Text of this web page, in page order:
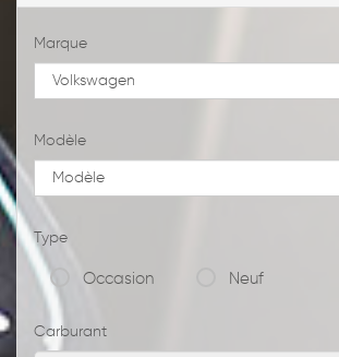
Marque
Modèle
Type
Occasion Neuf
Carburant